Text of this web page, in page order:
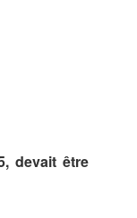
devait être